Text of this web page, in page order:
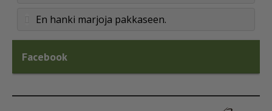
En hanki marjoja pakkaseen.
Facebook